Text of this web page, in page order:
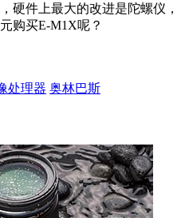
硬件上最大的改进是陀螺仪，
购买E-M1X呢？
处理器 奥林巴斯